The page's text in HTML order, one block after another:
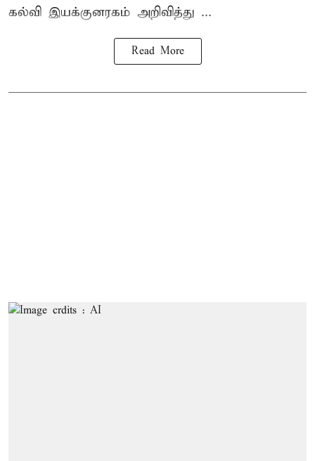
கல்வி இயக்குனரகம் அறிவித்து ...
Read More